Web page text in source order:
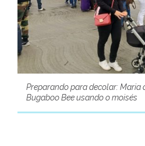
Preparando para decolar: Maria
Bugaboo Bee usando o moisés